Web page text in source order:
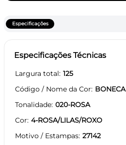
Especificações
Especificações Técnicas
Largura total 125
Código / Nome da Cor BONECA
Tonalidade 020-ROSA
Cor 4-ROSA/LILAS/ROXO
Motivo / Estampas 27142